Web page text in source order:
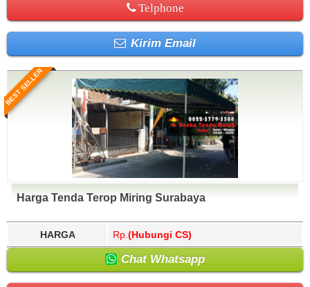
Telphone
Kirim Email
BEST SELLER
Harga Tenda Terop Miring Surabaya
HARGA Rp. (Hubungi CS)
Chat Whatsapp